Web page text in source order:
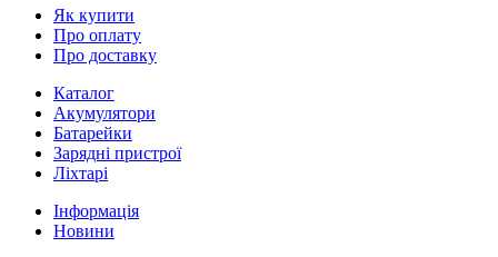
Як купити
Про оплату
Про доставку
Каталог
Акумулятори
Батарейки
Зарядні пристрої
Ліхтарі
Інформація
Новини